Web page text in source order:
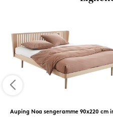
Auping Noa sengeramme 90x220 cm